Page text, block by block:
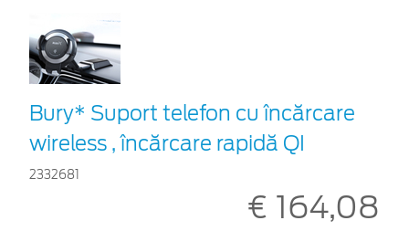
Bury* Suport telefon cu încărcare
wireless , încărcare rapidă QI
2332681
€ 164,08